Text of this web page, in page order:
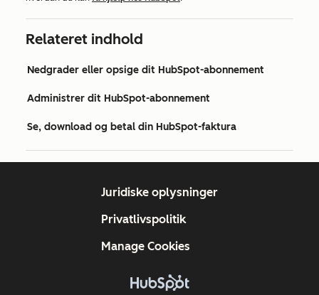
Relateret indhold
Nedgrader eller opsige dit HubSpot-abonnement
Administrer dit HubSpot-abonnement
Se, download og betal din HubSpot-faktura
Juridiske oplysninger
Privatlivspolitik
Manage Cookies